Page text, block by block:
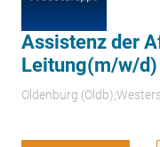
Assistenz der
Leitung(m/w/d)
Oldenburg